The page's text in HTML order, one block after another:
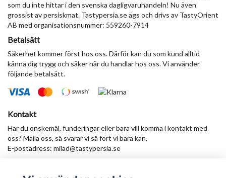
som du inte hittar i den svenska dagligvaruhandeln! Nu även
grossist av persiskmat. Tastypersia.se ägs och drivs av TastyOrient
AB med organisationsnummer: 559260-7914
Betalsätt
Säkerhet kommer först hos oss. Därför kan du som kund alltid
känna dig trygg och säker när du handlar hos oss. Vi använder
följande betalsätt.
Kontakt
Har du önskemål, funderingar eller bara vill komma i kontakt med
oss? Maila oss, så svarar vi så fort vi bara kan.
E-postadress: milad@tastypersia.se